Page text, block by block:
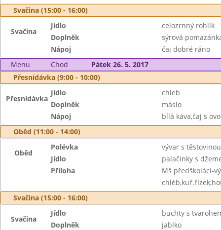
Svačina (15:00 - 16:00)
Svačina
Jídlo
celozrnný rohlík
Doplněk
sýrová
Nápoj
čaj dobré ráno
Menu
Chod
Pátek 26. 5. 2017
Přesnídávka (9:00 - 10:00)
Přesnídávka
Jídlo
chleb
Doplněk
máslo
Nápoj
bílá káva,čaj s
Oběd (11:00 - 14:00)
Oběd
Polévka
vývar s těstovinou
Jídlo
palačinky s
Příloha
Mš předškoláci-
Svačina (15:00 - 16:00)
Svačina
Jídlo
buchty s
Doplněk
jablko